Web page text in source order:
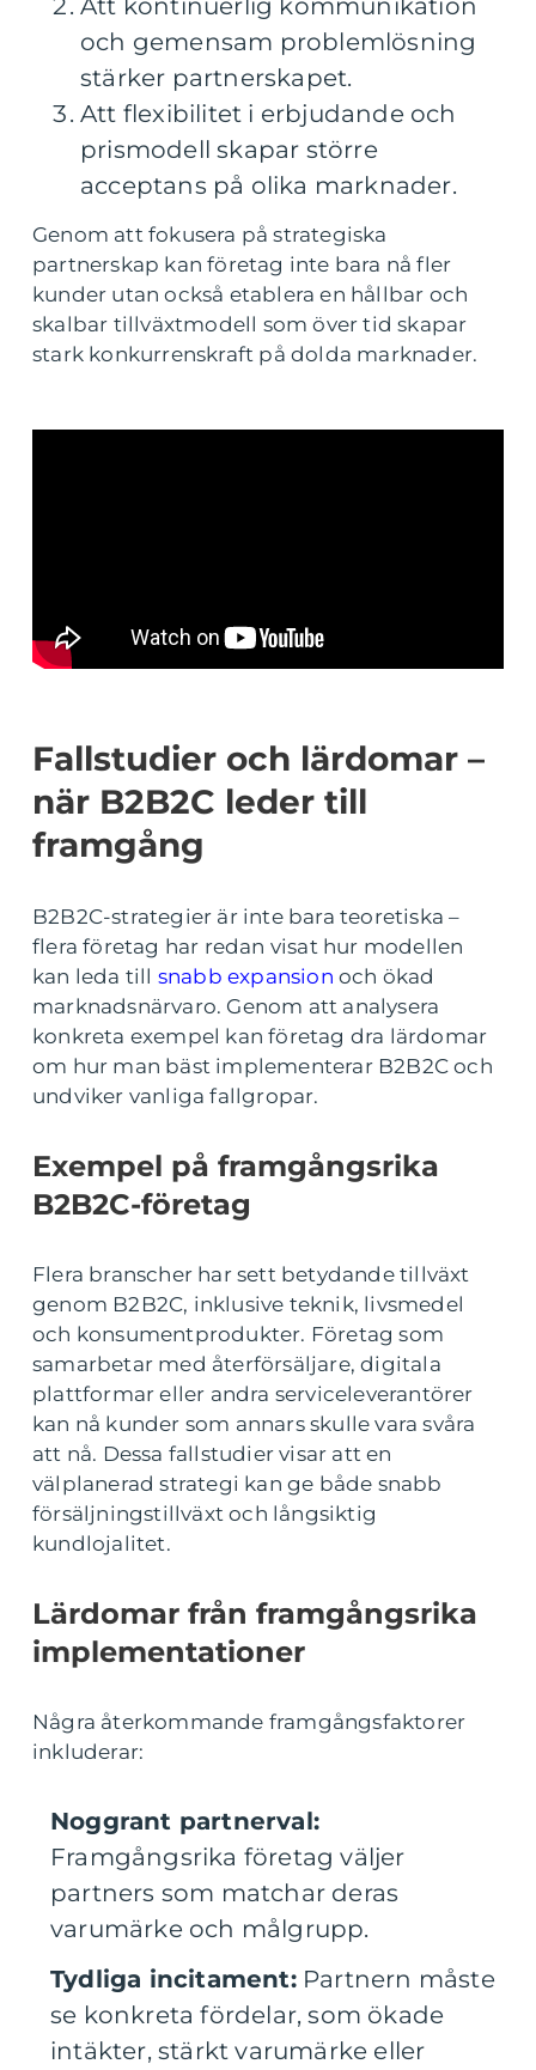
och gemensam problemlösning
stärker partnerskapet.
Att flexibilitet i erbjudande och
prismodell skapar större
acceptans på olika marknader.
Genom att fokusera på strategiska
partnerskap kan företag inte bara nå fler
kunder utan också etablera en hållbar och
skalbar tillväxtmodell som över tid skapar
stark konkurrenskraft på dolda marknader.
Fallstudier och lärdomar –
när B2B2C leder till
framgång
B2B2C-strategier är inte bara teoretiska –
flera företag har redan visat hur modellen
kan leda till snabb expansion och ökad
marknadsnärvaro. Genom att analysera
konkreta exempel kan företag dra lärdomar
om hur man bäst implementerar B2B2C och
undviker vanliga fallgropar.
Exempel på framgångsrika
B2B2C-företag
Flera branscher har sett betydande tillväxt
genom B2B2C, inklusive teknik, livsmedel
och konsumentprodukter. Företag som
samarbetar med återförsäljare, digitala
plattformar eller andra serviceleverantörer
kan nå kunder som annars skulle vara svåra
att nå. Dessa fallstudier visar att en
välplanerad strategi kan ge både snabb
försäljningstillväxt och långsiktig
kundlojalitet.
Lärdomar från framgångsrika
implementationer
Några återkommande framgångsfaktorer
inkluderar:
Noggrant partnerval:
Framgångsrika företag väljer
partners som matchar deras
varumärke och målgrupp.
Tydliga incitament:Partnern måste
se konkreta fördelar, som ökade
intäkter, stärkt varumärke eller